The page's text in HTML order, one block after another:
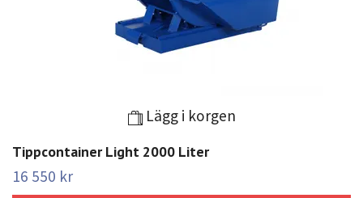
Lägg i korgen
Tippcontainer Light 2000 Liter
16 550 kr